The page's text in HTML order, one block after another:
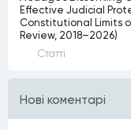
Effective Judicial
Constitutional Limits
Review, 2018–2026)
Статтi
Нові коментарі